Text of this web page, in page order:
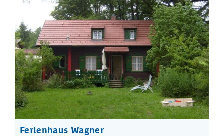
Ferienhaus Wagner